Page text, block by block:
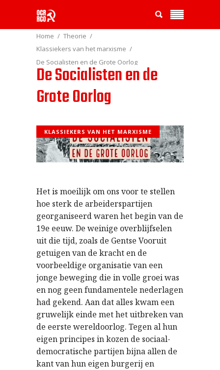
Home
Theorie
Klassiekers van het marxisme
De Socialisten en de Grote Oorlog
De Socialisten en de
Grote Oorlog
KLASSIEKERS VAN HET MARXISME
Het is moeilijk om ons voor te stellen
hoe sterk de arbeiderspartijen
georganiseerd waren het begin van de
19e eeuw. De weinige overblijfselen
uit die tijd, zoals de Gentse Vooruit
getuigen van de kracht en de
voorbeeldige organisatie van een
jonge beweging die in volle groei was
en nog geen fundamentele nederlagen
had gekend. Aan dat alles kwam een
gruwelijk einde met het uitbreken van
de eerste wereldoorlog. Tegen al hun
eigen principes in kozen de sociaal-
democratische partijen bijna allen de
kant van hun eigen burgerij en